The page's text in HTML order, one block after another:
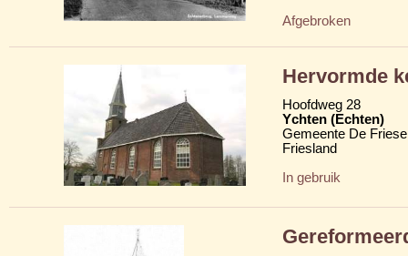
Afgebroken
Hervormde
Hoofdweg 28
Ychten (Echten)
Gemeente De
Friesland
In gebruik